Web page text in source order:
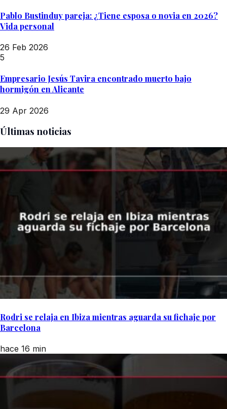
Pablo Bustinduy pareja: ¿Tiene esposa o novia en 2026?
Vida personal
26 Feb 2026
5
Empresario Jesús Tavira encontrado muerto bajo
hormigón en Alicante
29 Apr 2026
Últimas noticias
Rodri se relaja en Ibiza mientras aguarda su fichaje por
Barcelona
hace 16 min